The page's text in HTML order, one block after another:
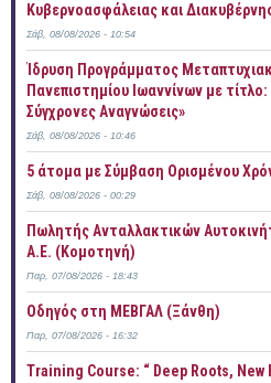
Κυβερνοασφάλειας και
Σάβ, 08/08/2026 - 10:54
Ίδρυση Προγράμματος
Πανεπιστημίου Ιωαννίνων με
Σύγχρονες Αναγνώσεις»
Σάβ, 08/08/2026 - 10:46
5 άτομα με Σύμβαση Ορισμένου
Σάβ, 08/08/2026 - 00:29
Πωλητής Ανταλλακτικών
Α.Ε. (Κομοτηνή)
Παρ, 07/08/2026 - 18:43
Οδηγός στη ΜΕΒΓΑΛ (Ξάνθη)
Παρ, 07/08/2026 - 16:32
Training Course: “ Deep Roots, New